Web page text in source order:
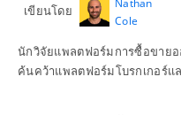
เขียนโดย
Nathan
Cole
นักวิจัยแพลตฟอร์มการซื้อขาย
ค้นคว้าแพลตฟอร์มโบรกเกอร์